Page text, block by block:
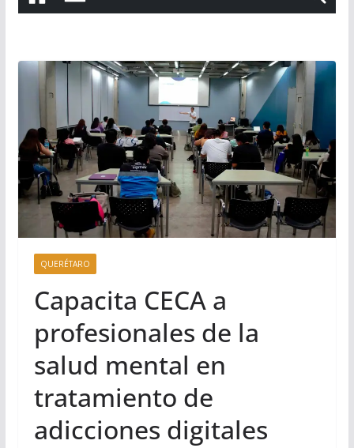
QUERÉTARO
Capacita CECA a
profesionales de la
salud mental en
tratamiento de
adicciones digitales